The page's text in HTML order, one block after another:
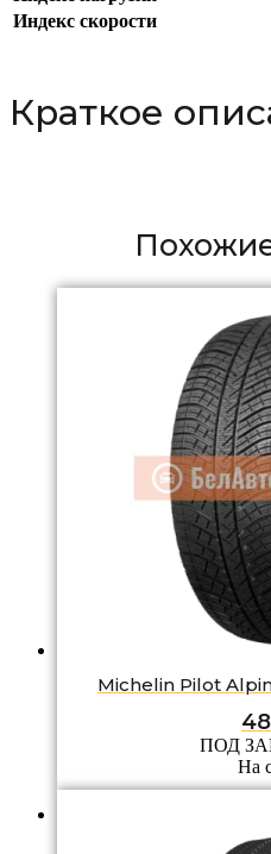
Индекс скорости
Краткое
Michelin Pilot Alpin
ПОД
На